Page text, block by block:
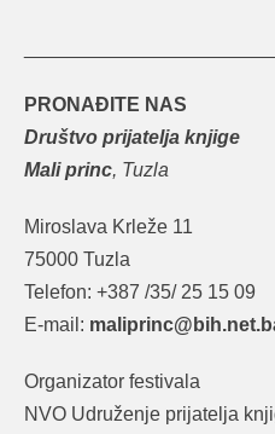
PRONAĐITE NAS
Društvo prijatelja knjige
Mali princ, Tuzla
Miroslava Krleže 11
75000 Tuzla
Telefon: +387 /35/ 25 15 09
E-mail:
Organizator festivala
NVO Udruženje prijatelja